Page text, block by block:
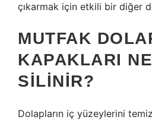
çıkarmak için etkili bir diğer
MUTFAK
KAPAKLARI
SILINIR?
Dolapların iç yüzeylerini